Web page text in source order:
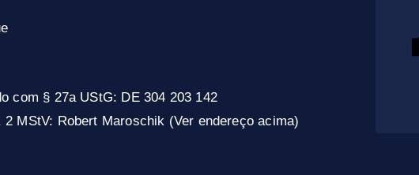
com § 27a UStG: DE 304 203 142
MStV: Robert Maroschik (Ver endereço acima)